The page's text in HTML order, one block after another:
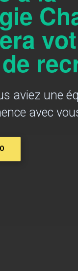
aviez une
avec